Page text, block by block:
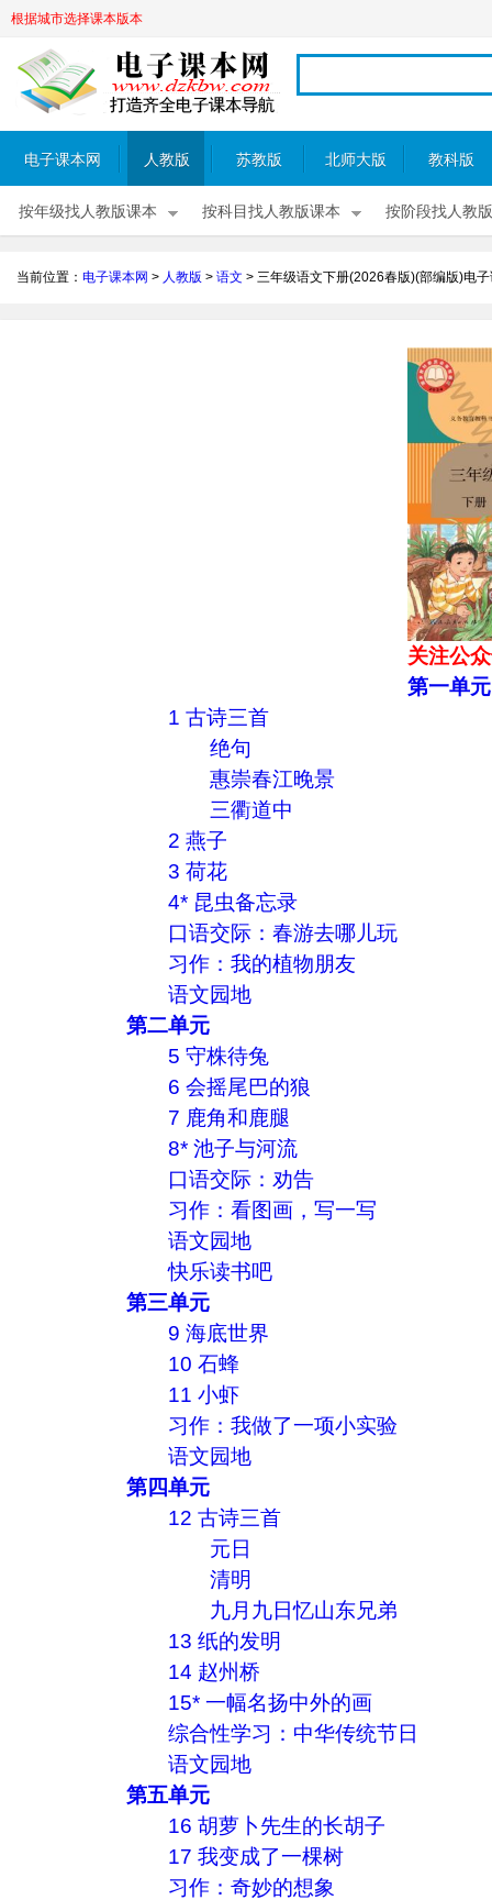
根据城市选择课本版本
电子课本网 人教版 苏教版 北师大版 教科版
按年级找人教版课本 按科目找人教版课本 按阶段找人教
当前位置： 电子课本网 > 人教版 > 语文 > 三年级语文下册(2026春版)(部编版)电
关注公
第一单元
1 古诗三首
绝句
惠崇春江晚景
三衢道中
2 燕子
3 荷花
4* 昆虫备忘录
口语交际：春游去哪儿玩
习作：我的植物朋友
语文园地
第二单元
5 守株待兔
6 会摇尾巴的狼
7 鹿角和鹿腿
8* 池子与河流
口语交际：劝告
习作：看图画，写一写
语文园地
快乐读书吧
第三单元
9 海底世界
10 石蜂
11 小虾
习作：我做了一项小实验
语文园地
第四单元
12 古诗三首
元日
清明
九月九日忆山东兄弟
13 纸的发明
14 赵州桥
15* 一幅名扬中外的画
综合性学习：中华传统节日
语文园地
第五单元
16 胡萝卜先生的长胡子
17 我变成了一棵树
习作：奇妙的想象